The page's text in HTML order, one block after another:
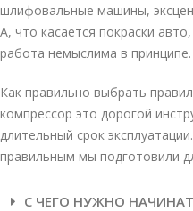
шлифовальные машины,
А, что касается покраски
работа немыслима в принципе.
Как правильно выбрать
компрессор это дорогой
длительный срок
правильным мы подготовили
С ЧЕГО НУЖНО